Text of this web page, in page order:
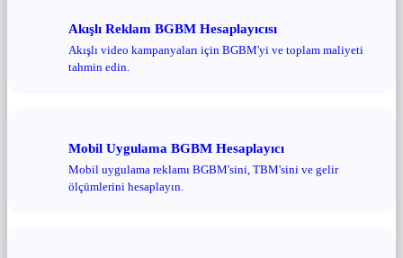
Akışlı Reklam BGBM Hesaplayıcısı
Akışlı video kampanyaları için BGBM'yi ve toplam maliyeti
tahmin edin.
Mobil Uygulama BGBM Hesaplayıcı
Mobil uygulama reklamı BGBM'sini, TBM'sini ve gelir
ölçümlerini hesaplayın.